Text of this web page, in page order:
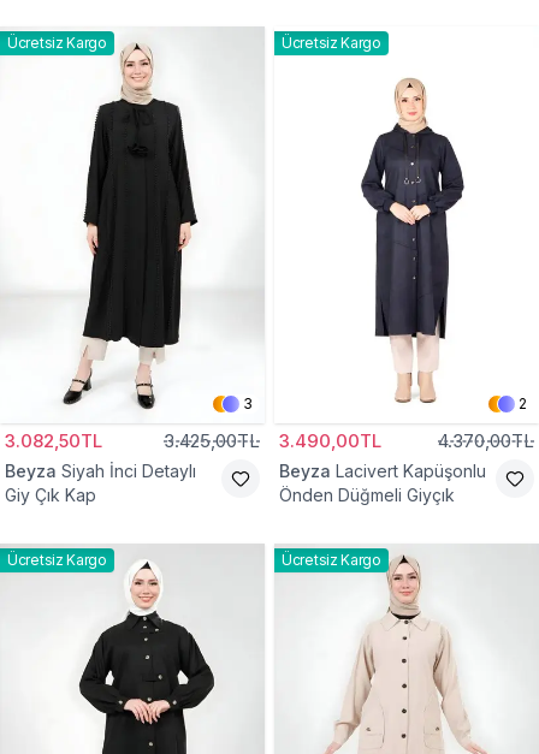
Ücretsiz Kargo
3
3.082,50TL 3.425,00TL
Beyza Siyah İnci Detaylı
Giy Çık Kap
Ücretsiz Kargo
2
3.490,00TL 4.370,00TL
Beyza Lacivert Kapüşonlu
Önden Düğmeli Giyçık
Ücretsiz Kargo Ücretsiz Kargo